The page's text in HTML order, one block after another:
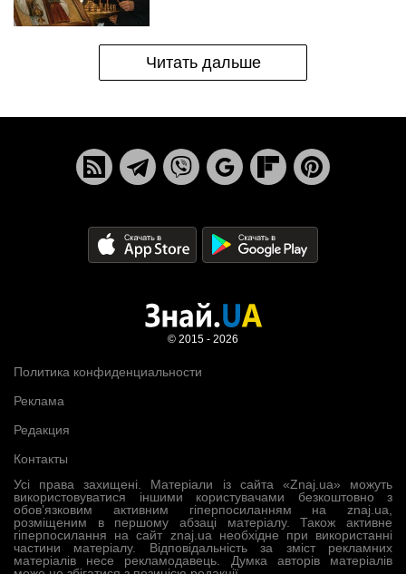
Читать дальше
Усі права захищені. Матеріали із сайта «Znaj.ua» можуть
використовуватися іншими користувачами безкоштовно з
обов’язковим активним гіперпосиланням на znaj.ua,
розміщеним в першому абзаці матеріалу. Також активне
гіперпосилання на сайт znaj.ua необхідне при використанні
частини матеріалу. Відповідальність за зміст рекламних
матеріалів несе рекламодавець. Думка авторів матеріалів
Политика конфиденциальности
Реклама
Редакция
Контакты
© 2015 - 2026